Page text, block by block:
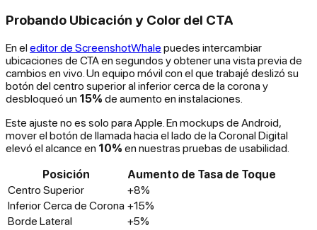
Probando Ubicación y Color del CTA
En eleditor de ScreenshotWhale puedes intercambiar
ubicaciones de CTA en segundos y obtener una vista previa de
cambios en vivo. Un equipo móvil con el que trabajé deslizó su
botón del centro superior al inferior cerca de la corona y
desbloqueó un 15% de aumento en instalaciones.
Este ajuste no es solo para Apple. En mockups de Android,
mover el botón de llamada hacia el lado de la Coronal Digital
elevó el alcance en 10% en nuestras pruebas de usabilidad.
Posición
Aumento de Tasa de Toque
Centro Superior
+8%
Inferior Cerca de Corona +15%
Borde Lateral
+5%